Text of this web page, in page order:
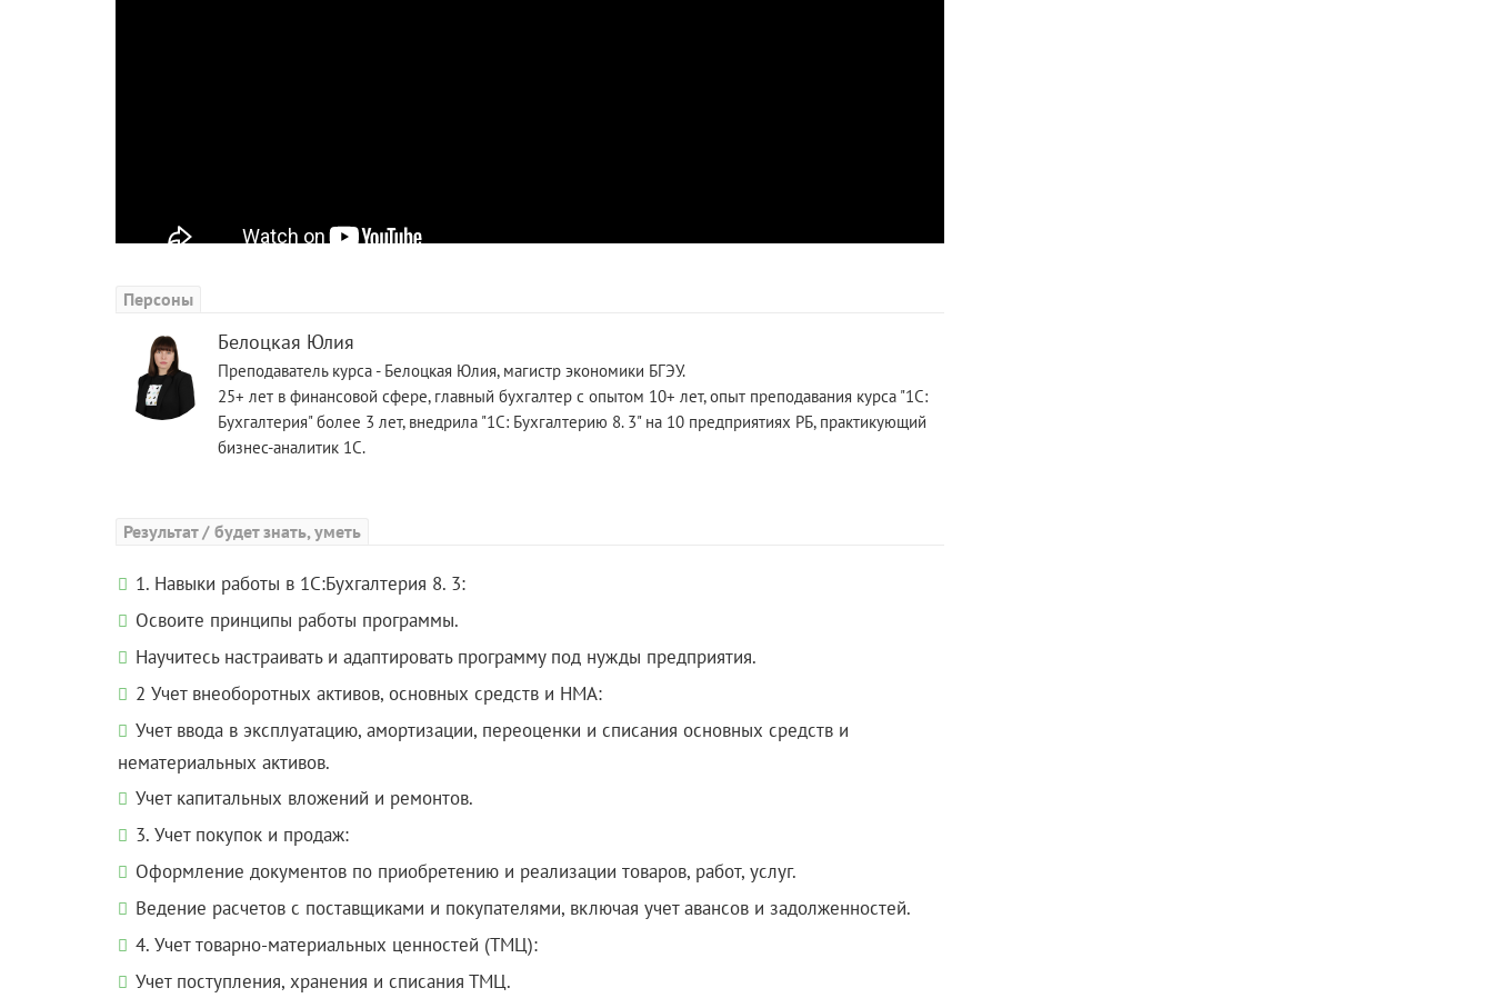
Персоны
Белоцкая Юлия
Преподаватель курса - Белоцкая Юлия, магистр экономики БГЭУ.
25+ лет в финансовой сфере, главный бухгалтер с опытом 10+ лет, опыт преподавания курса "1С:
Бухгалтерия" более 3 лет, внедрила "1С: Бухгалтерию 8. 3" на 10 предприятиях РБ, практикующий
бизнес-аналитик 1С.
Результат / будет знать, уметь
1. Навыки работы в 1С:Бухгалтерия 8. 3:
Освоите принципы работы программы.
Научитесь настраивать и адаптировать программу под нужды предприятия.
2 Учет внеоборотных активов, основных средств и НМА:
Учет ввода в эксплуатацию, амортизации, переоценки и списания основных средств и
нематериальных активов.
Учет капитальных вложений и ремонтов.
3. Учет покупок и продаж:
Оформление документов по приобретению и реализации товаров, работ, услуг.
Ведение расчетов с поставщиками и покупателями, включая учет авансов и задолженностей.
4. Учет товарно-материальных ценностей (ТМЦ):
Учет поступления, хранения и списания ТМЦ.